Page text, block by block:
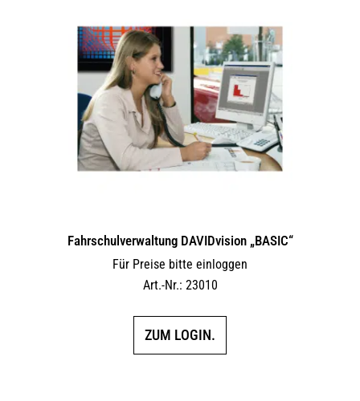
Fahrschulverwaltung DAVIDvision „BASIC“
Für Preise bitte einloggen
Art.-Nr.: 23010
ZUM LOGIN.